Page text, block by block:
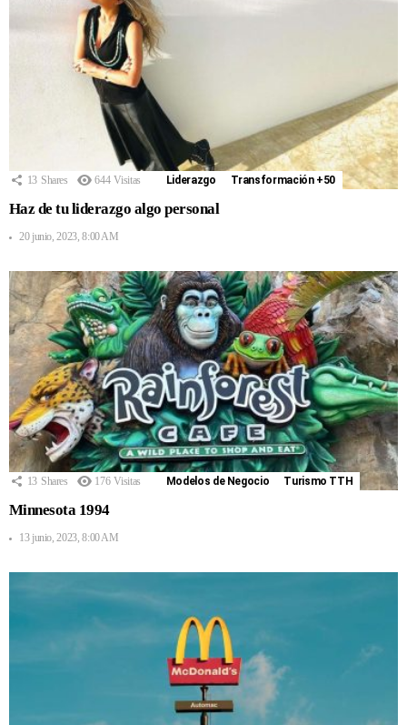
13 Shares 644 Visitas Liderazgo Transformación +50
Haz de tu liderazgo algo personal
20 junio, 2023, 8:00 AM
13 Shares 176 Visitas Modelos de Negocio Turismo TTH
Minnesota 1994
13 junio, 2023, 8:00 AM